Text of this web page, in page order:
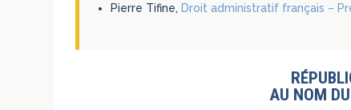
Pierre Tifine, Droit administratif français –
AU NOM